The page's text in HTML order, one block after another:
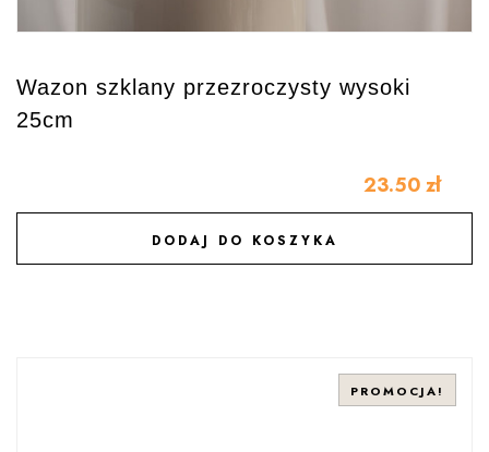
Wazon szklany przezroczysty wysoki
25cm
23.50 zł
DODAJ DO KOSZYKA
DODAJ DO ULUBIONYCH
PROMOCJA!